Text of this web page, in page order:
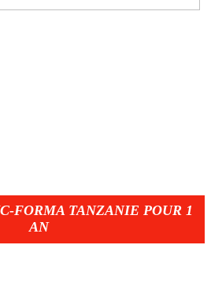
FORMA TANZANIE POUR 1
AN